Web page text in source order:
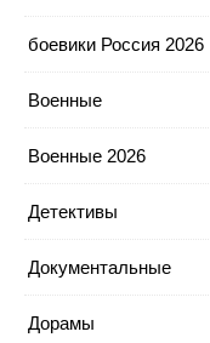
боевики Россия 2026
Военные
Военные 2026
Детективы
Документальные
Дорамы